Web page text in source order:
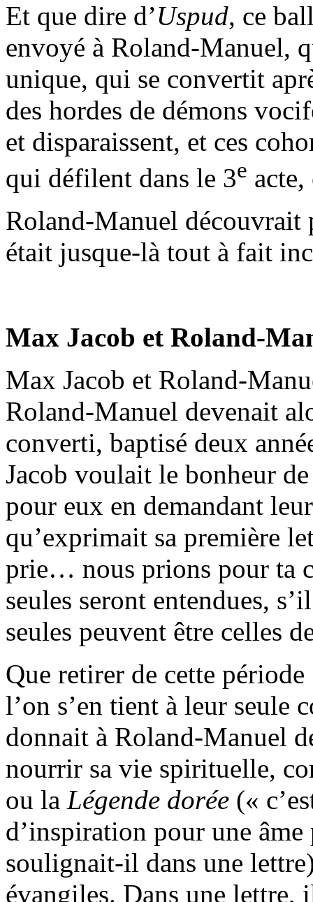
Et que dire d’Uspud, ce
envoyé à Roland-Manuel,
unique, qui se convertit
des hordes de démons
et disparaissent, et ces
qui défilent dans le 3e
Roland-Manuel
était jusque-là tout à fait
Max Jacob et Roland-
Max Jacob et Roland-
Roland-Manuel devenait
converti, baptisé deux
Jacob voulait le bonheur
pour eux en demandant
qu’exprimait sa première
prie… nous prions pour ta
seules seront entendues,
seules peuvent être celles
Que retirer de cette
l’on s’en tient à leur seule
donnait à Roland-Manuel
nourrir sa vie spirituelle,
ou la Légende dorée («
d’inspiration pour une
soulignait-il dans une
évangiles. Dans une lettre,